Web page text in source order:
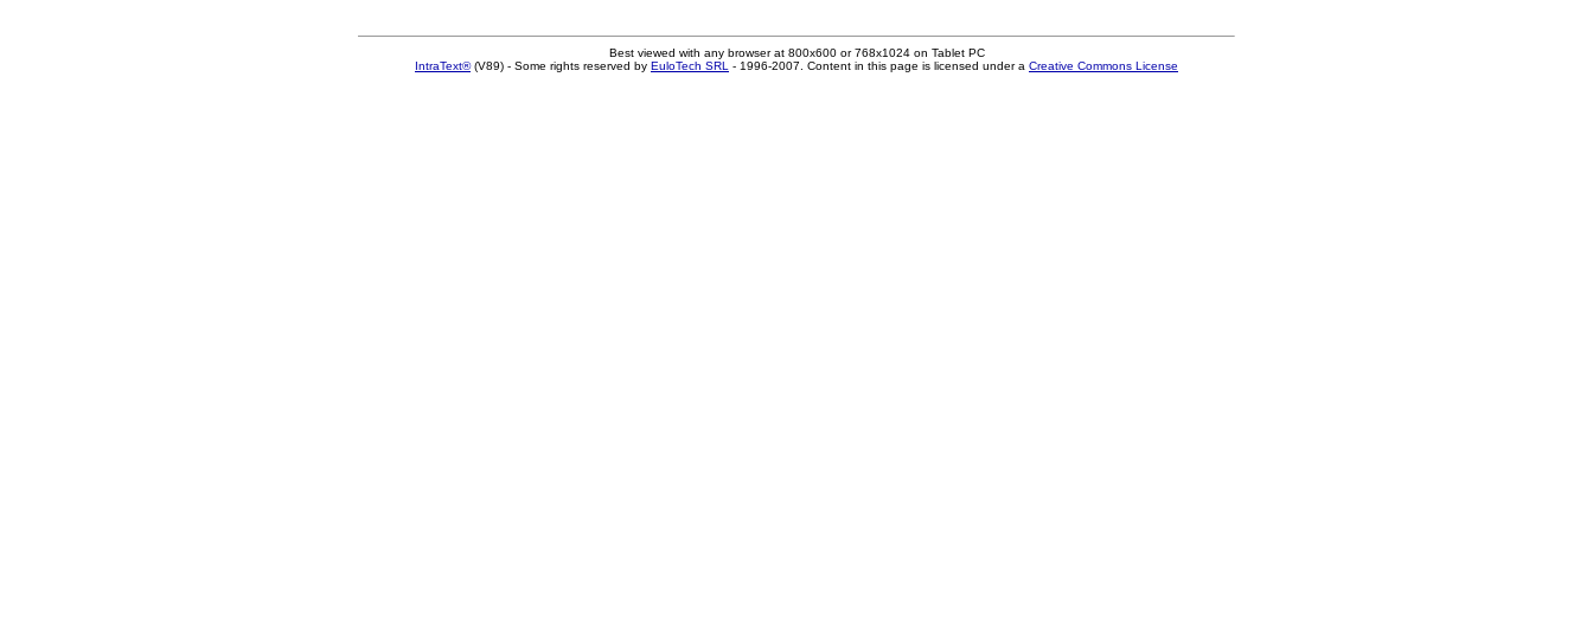
Best viewed with any browser at 800x600 or 768x1024 on Tablet PC
IntraText®(V89) - Some rights reserved by EuloTech SRL - 1996-2007. Content in this page is licensed under a Creative Commons License